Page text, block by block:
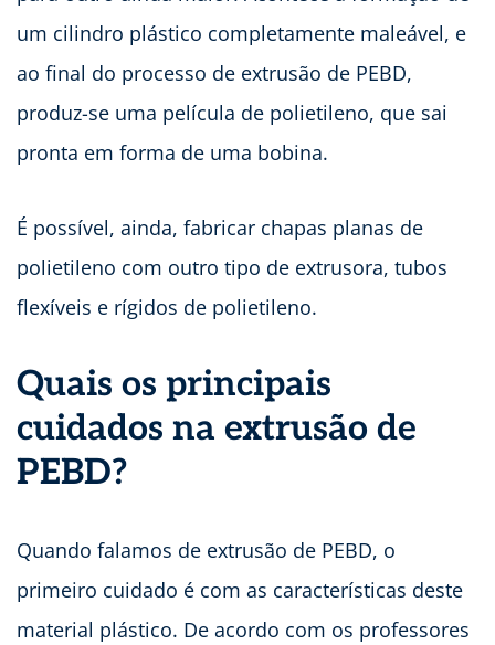
um cilindro plástico completamente maleável, e
ao final do processo de extrusão de PEBD,
produz-se uma película de polietileno, que sai
pronta em forma de uma bobina.
É possível, ainda, fabricar chapas planas de
polietileno com outro tipo de extrusora, tubos
flexíveis e rígidos de polietileno.
Quais os principais
cuidados na extrusão de
PEBD?
Quando falamos de extrusão de PEBD, o
primeiro cuidado é com as características deste
material plástico. De acordo com os professores